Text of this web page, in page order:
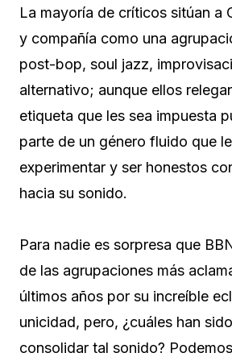
La mayoría de críticos sitúan a
y compañía como una
post-bop, soul jazz,
alternativo; aunque ellos
etiqueta que les sea impuesta
parte de un género fluido que
experimentar y ser honestos
hacia su sonido.
Para nadie es sorpresa que
de las agrupaciones más
últimos años por su increíble
unicidad, pero, ¿cuáles han
consolidar tal sonido?